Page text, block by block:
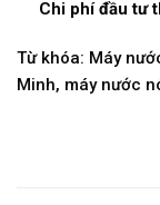
Chi phí đầu tư
Từ khóa: Máy
Minh, máy nước